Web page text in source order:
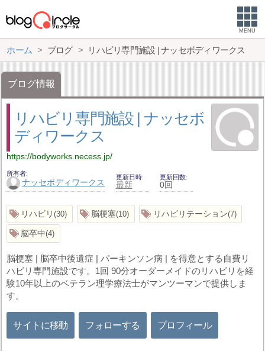
MENU
ホーム ブログ リハビリ専門施設 | ナッセボディワークス
ブログ情報
リハビリ専門施設 | ナッセボ
ディワークス
https://bodyworks.necess.jp/
所有者
ナッセボディワークス
更新日時
最新
更新回数
0回
リハビリ 30 脳梗塞 10 リハビリテーション 7
脳卒中 4
脳梗塞 | 脳卒中後遺症 | パーキンソン病 | を得意とする自費リ
ハビリ専門施設です。1回 90分オーダーメイドのリハビリを経
験10年以上のベテラン理学療法士がマンツーマンで提供しま
す。
サイトに移動 フォローする プロフィール